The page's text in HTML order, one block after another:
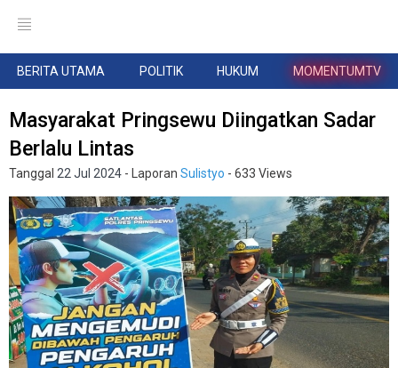
BERITA UTAMA POLITIK HUKUM MOMENTUMTV
Masyarakat Pringsewu Diingatkan Sadar
Berlalu Lintas
Tanggal 22 Jul 2024 - Laporan Sulistyo - 633 Views